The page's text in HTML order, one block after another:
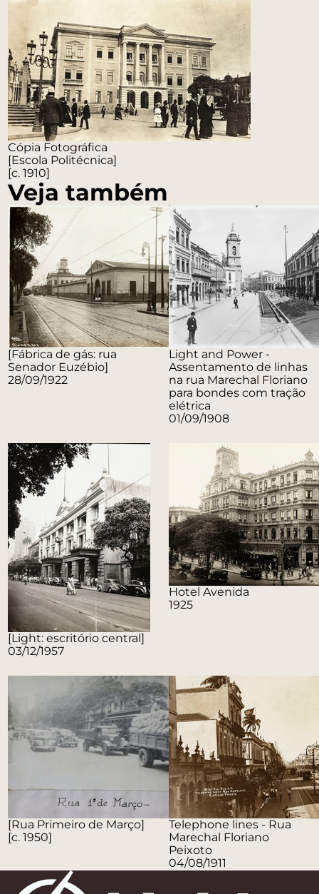
Cópia Fotográfica
[Escola Politécnica]
[c. 1910]
Veja também
[Fábrica de gás: rua
Senador Euzébio]
28/09/1922
Light and Power -
Assentamento de linhas
na rua Marechal Floriano
para bondes com tração
elétrica
01/09/1908
[Light: escritório central]
03/12/1957
Hotel Avenida
1925
[Rua Primeiro de Março]
[c. 1950]
Telephone lines - Rua
Marechal Floriano
Peixoto
04/08/1911